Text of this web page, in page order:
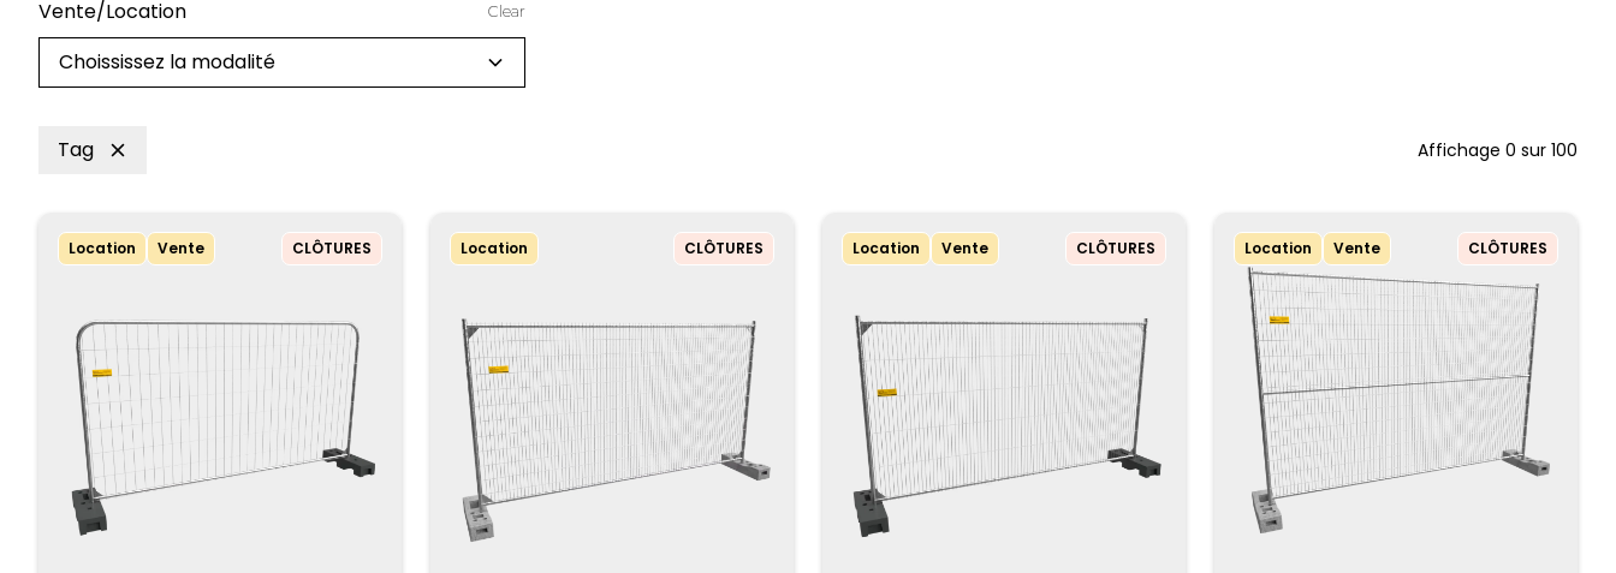
Vente/Location Clear
Choississez la modalité
Tag Affichage 0 sur 100
Location Vente CLÔTURES Location CLÔTURES Location Vente CLÔTURES Location Vente CLÔTURES